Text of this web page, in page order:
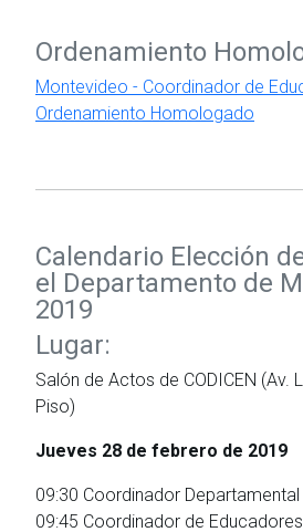
Ordenamiento
Montevideo - Coordinador de
Ordenamiento Homologado
Calendario Elección
el Departamento de
2019
Lugar:
Salón de Actos de CODICEN (Av.
Piso)
Jueves 28 de febrero de 2019
09:30 Coordinador
09:45 Coordinador de